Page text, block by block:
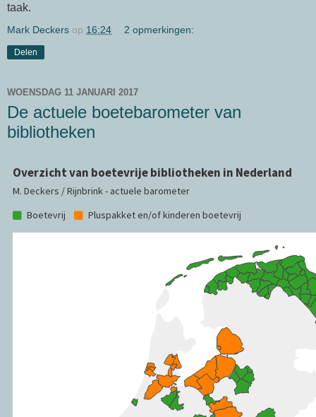
taak.
Mark Deckers op 16:24 2 opmerkingen:
Delen
WOENSDAG 11 JANUARI 2017
De actuele boetebarometer van
bibliotheken